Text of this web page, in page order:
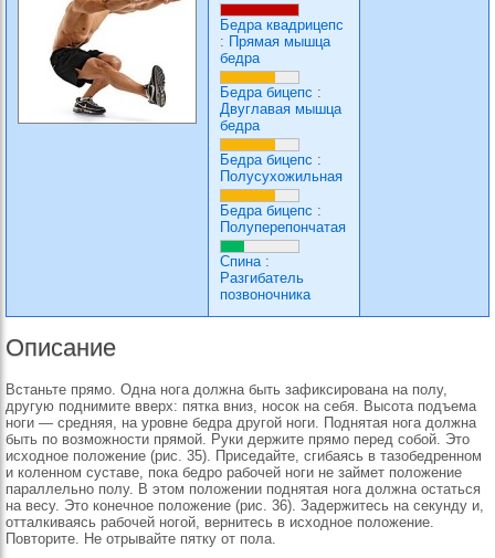
Бедра квадрицепс
: Прямая мышца
бедра
Бедра бицепс :
Двуглавая мышца
бедра
Бедра бицепс :
Полусухожильная
Бедра бицепс :
Полуперепончатая
Спина:
Разгибатель
позвоночника
Описание
Встаньте прямо. Одна нога должна быть зафиксирована на полу,
другую поднимите вверх: пятка вниз, носок на себя. Высота подъема
ноги — средняя, на уровне бедра другой ноги. Поднятая нога должна
быть по возможности прямой. Руки держите прямо перед собой. Это
исходное положение (рис. 35). Приседайте, сгибаясь в тазобедренном
и коленном суставе, пока бедро рабочей ноги не займет положение
параллельно полу. В этом положении поднятая нога должна остаться
на весу. Это конечное положение (рис. 36). Задержитесь на секунду и,
отталкиваясь рабочей ногой, вернитесь в исходное положение.
Повторите. Не отрывайте пятку от пола.